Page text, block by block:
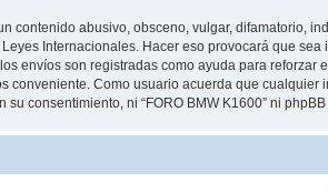
contenido abusivo, obsceno, vulgar, difamatorio,
Leyes Internacionales. Hacer eso provocará que
envíos son registradas como ayuda para reforzar
conveniente. Como usuario acuerda que
su consentimiento, ni “FORO BMW K1600” ni